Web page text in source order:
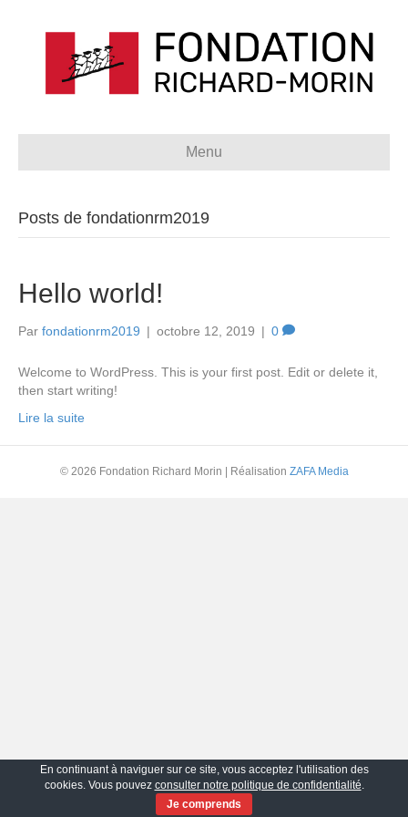
Menu
Posts de fondationrm2019
Hello world!
Par fondationrm2019 | octobre 12, 2019 | 0
Welcome to WordPress. This is your first post. Edit or delete it,
then start writing!
Lire la suite
© 2026 Fondation Richard Morin Réalisation ZAFA Media
En continuant à naviguer sur ce site, vous acceptez l'utilisation des
cookies. Vous pouvez consulter notre politique de confidentialité.
Je comprends